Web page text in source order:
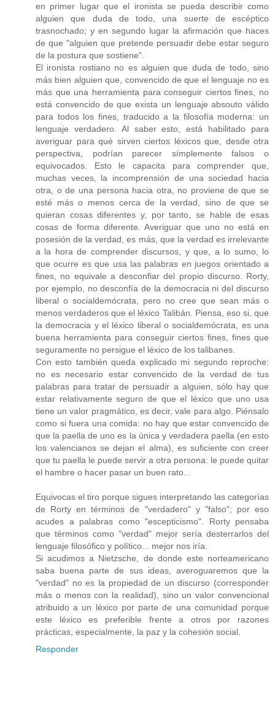
en primer lugar que el ironista se pueda describir como
alguien que duda de todo, una suerte de escéptico
trasnochado; y en segundo lugar la afirmación que haces
de que "alguien que pretende persuadir debe estar seguro
de la postura que sostiene".
El ironista rostiano no es alguien que duda de todo, sino
más bien alguien que, convencido de que el lenguaje no es
más que una herramienta para conseguir ciertos fines, no
está convencido de que exista un lenguaje absouto válido
para todos los fines, traducido a la filosofía moderna: un
lenguaje verdadero. Al saber esto, está habilitado para
averiguar para qué sirven ciertos léxicos que, desde otra
perspectiva, podrían parecer símplemente falsos o
equivocados. Esto le capacita para comprender que,
muchas veces, la incomprensión de una sociedad hacia
otra, o de una persona hacia otra, no proviene de que se
esté más o menos cerca de la verdad, sino de que se
quieran cosas diferentes y, por tanto, se hable de esas
cosas de forma diferente. Averiguar que uno no está en
posesión de la verdad, es más, que la verdad es irrelevante
a la hora de comprender discursos, y que, a lo sumo, lo
que ocurre es que usa las palabras en juegos orientado a
fines, no equivale a desconfiar del propio discurso. Rorty,
por ejemplo, no desconfía de la democracia ni del discurso
liberal o socialdemócrata, pero no cree que sean más o
menos verdaderos que el léxico Talibán. Piensa, eso si, que
la democracia y el léxico liberal o socialdemócrata, es una
buena herramienta para conseguir ciertos fines, fines que
seguramente no persigue el léxico de los talibanes.
Con esto también queda explicado mi segundo reproche:
no es necesario estar convencido de la verdad de tus
palabras para tratar de persuadir a alguien, sólo hay que
estar relativamente seguro de que el léxico que uno usa
tiene un valor pragmático, es decir, vale para algo. Piénsalo
como si fuera una comida: no hay que estar convencido de
que la paella de uno es la única y verdadera paella (en esto
los valencianos se dejan el alma), es suficiente con creer
que tu paella le puede servir a otra persona: le puede quitar
el hambre o hacer pasar un buen rato...
Equivocas el tiro porque sigues interpretando las categorías
de Rorty en términos de "verdadero" y "falso"; por eso
acudes a palabras como "escepticismo". Rorty pensaba
que términos como "verdad" mejor sería desterrarlos del
lenguaje filosófico y político... mejor nos iría.
Si acudimos a Nietzsche, de donde este norteamericano
saba buena parte de sus ideas, averoguaremos que la
"verdad" no es la propiedad de un discurso (corresponder
más o menos con la realidad), sino un valor convencional
atribuido a un léxico por parte de una comunidad porque
este léxico es preferible frente a otros por razones
prácticas, especialmente, la paz y la cohesión social.
Responder